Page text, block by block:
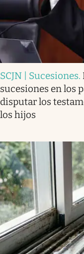
SCJN | Sucesiones.
sucesiones en los
disputar los
los hijos